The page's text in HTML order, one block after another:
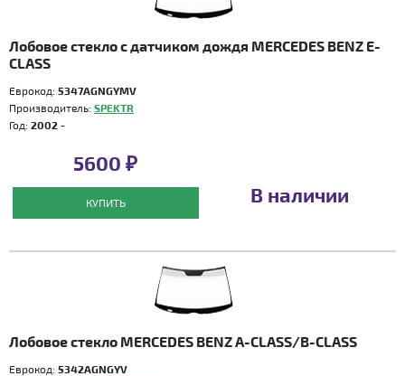
Лобовое стекло с датчиком дождя MERCEDES BENZ E-
CLASS
Еврокод: 5347AGNGYMV
Производитель: SPEKTR
Год: 2002 -
5600 ₽
КУПИТЬ В наличии
Лобовое стекло MERCEDES BENZ A-CLASS/B-CLASS
Еврокод: 5342AGNGYV